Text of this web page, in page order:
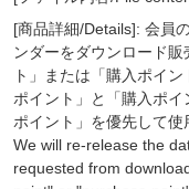
[商品詳細/Details]: 会員
ンダーをダウンロード
ト」または「購入ポイ
ポイント」と「購入ポ
ポイント」を優先して使
We will re-release the
requested from